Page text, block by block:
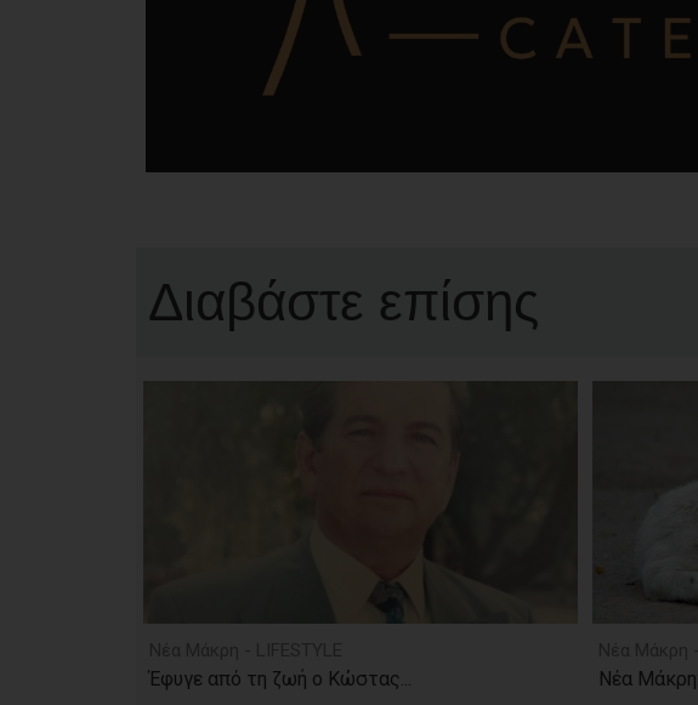
Διαβάστε επίσης
Έφυγε από τη ζωή ο Κώστας... Νέα